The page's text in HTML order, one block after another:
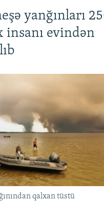
yanğınları
insanı evindən
qalxan tüstü